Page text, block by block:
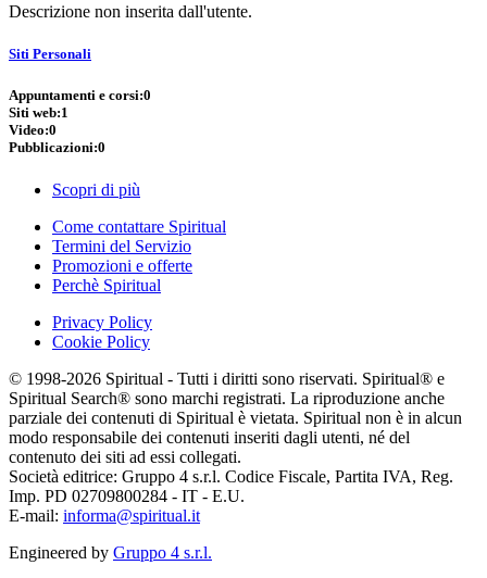
Descrizione non inserita dall'utente.
Siti Personali
Appuntamenti e corsi:0
Siti web:1
Video:0
Pubblicazioni:0
Scopri di più
Come contattare Spiritual
Termini del Servizio
Promozioni e offerte
Perchè Spiritual
Privacy Policy
Cookie Policy
© 1998-2026 Spiritual - Tutti i diritti sono riservati. Spiritual® e
Spiritual Search® sono marchi registrati. La riproduzione anche
parziale dei contenuti di Spiritual è vietata. Spiritual non è in alcun
modo responsabile dei contenuti inseriti dagli utenti, né del
contenuto dei siti ad essi collegati.
Società editrice: Gruppo 4 s.r.l. Codice Fiscale, Partita IVA, Reg.
Imp. PD 02709800284 - IT - E.U.
E-mail: informa@spiritual.it
Engineered by Gruppo 4 s.r.l.